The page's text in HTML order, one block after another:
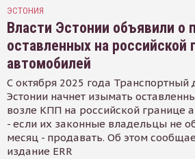
ЭСТОНИЯ
Власти Эстонии объявили о
оставленных на российской
автомобилей
С октября 2025 года Транспортный
Эстонии начнет изымать
возле КПП на российской границе
- если их законные владельцы не
месяц - продавать. Об этом
издание ERR